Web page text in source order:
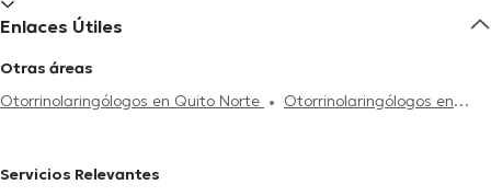
Enlaces Útiles
Otras áreas
Otorrinolaringólogos en Quito Norte
Otorrinolaringólogos en
Servicios Relevantes